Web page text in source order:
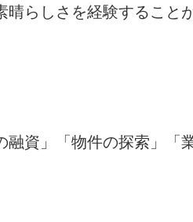
らしさを経験すること
資」「物件の探索」「